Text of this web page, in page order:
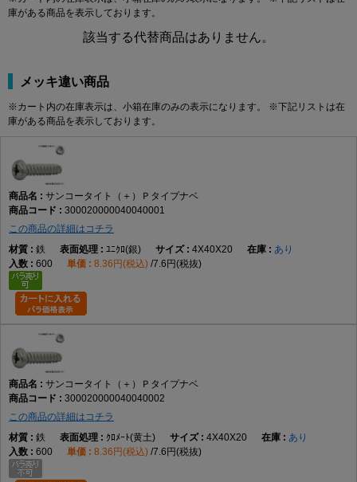
庫がある商品を表示しております。
該当する代替商品はありません。
メッキ違い商品
※カート内の在庫表示は、小箱在庫のみの表示になります。 ※下記リストは在
庫がある商品を表示しております。
サンコータイト（＋）Ｐタイプナベ
300020000040040001
この商品の詳細はコチラ
鉄
ﾕﾆｸﾛ(銀) 4X40X20
あり
600
8.36円(税込) 7.6円(税抜)
サンコータイト（＋）Ｐタイプナベ
300020000040040002
この商品の詳細はコチラ
鉄
ｸﾛﾒｰﾄ(黄土) 4X40X20
あり
600
8.36円(税込) 7.6円(税抜)